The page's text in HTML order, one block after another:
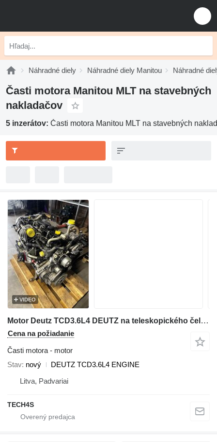
Náhradné diely Náhradné diely Manitou Náhradné
Časti motora Manitou MLT na stavebných
nakladačov
5 inzerátov: Časti motora Manitou MLT na stavebných
VIDEO
Motor Deutz TCD3.6L4 DEUTZ na teleskopického čelného nakladača Manitou MLT741
Cena na požiadanie
Časti motora - motor
Stav nový
DEUTZ TCD3.6L4 ENGINE
Litva, Padvariai
TECH4S